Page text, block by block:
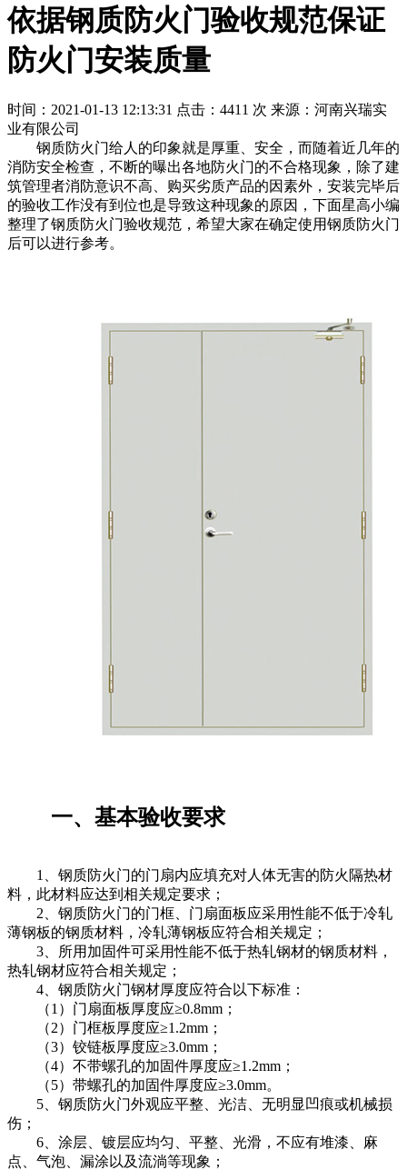
依据钢质防火门验收规范保证
防火门安装质量
时间：2021-01-13 12:13:31 点击：4411 次 来源：河南兴瑞实
业有限公司
钢质防火门给人的印象就是厚重、安全，而随着近几年的
消防安全检查，不断的曝出各地防火门的不合格现象，除了建
筑管理者消防意识不高、购买劣质产品的因素外，安装完毕后
的验收工作没有到位也是导致这种现象的原因，下面星高小编
整理了钢质防火门验收规范，希望大家在确定使用钢质防火门
后可以进行参考。
一、基本验收要求
1、钢质防火门的门扇内应填充对人体无害的防火隔热材
料，此材料应达到相关规定要求；
2、钢质防火门的门框、门扇面板应采用性能不低于冷轧
薄钢板的钢质材料，冷轧薄钢板应符合相关规定；
3、所用加固件可采用性能不低于热轧钢材的钢质材料，
热轧钢材应符合相关规定；
4、钢质防火门钢材厚度应符合以下标准：
（1）门扇面板厚度应≥0.8mm；
（2）门框板厚度应≥1.2mm；
（3）铰链板厚度应≥3.0mm；
（4）不带螺孔的加固件厚度应≥1.2mm；
（5）带螺孔的加固件厚度应≥3.0mm。
5、钢质防火门外观应平整、光洁、无明显凹痕或机械损
伤；
6、涂层、镀层应均匀、平整、光滑，不应有堆漆、麻
点、气泡、漏涂以及流淌等现象；